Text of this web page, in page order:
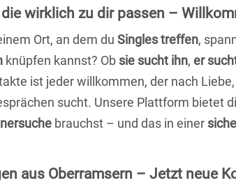
die wirklich zu dir passen –
Ort, an dem du Singles treffen,
knüpfen kannst? Ob sie sucht ihn, er
ist jeder willkommen, der nach
sucht. Unsere Plattform bietet
brauchst – und das in einer
aus Oberramsern – Jetzt neue